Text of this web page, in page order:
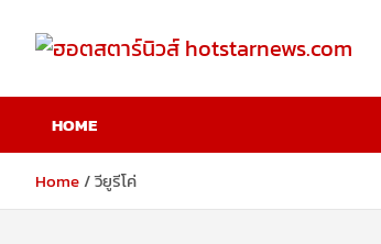
content
ฮอตสตาร์นิวส์
hotstarnews.com
HOME
Home วียูรีโค่